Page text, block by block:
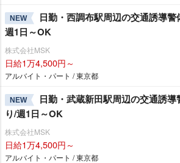
NEW
日勤・西調布駅周辺の交通誘導
週1日～OK
株式会社MSK
日給1万4,500円～
アルバイト・パート / 東京都
NEW
日勤・武蔵新田駅周辺の交通誘
り/週1日～OK
株式会社MSK
日給1万4,500円～
アルバイト・パート / 東京都